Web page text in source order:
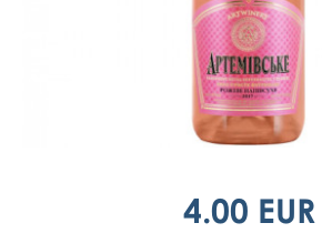
4.00 EUR